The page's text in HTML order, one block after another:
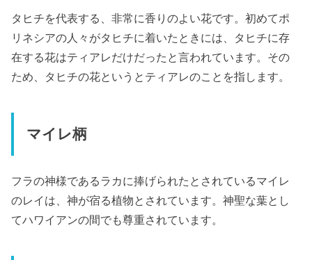
タヒチを代表する、非常に香りのよい花です。初めてポ
リネシアの人々がタヒチに着いたときには、タヒチに存
在する花はティアレだけだったと言われています。その
ため、タヒチの花というとティアレのことを指します。
マイレ柄
フラの神様であるラカに捧げられたとされているマイレ
のレイは、神が宿る植物とされています。神聖な葉とし
てハワイアンの間でも尊重されています。